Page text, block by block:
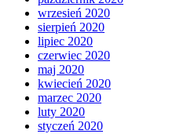
wrzesień 2020
sierpień 2020
lipiec 2020
czerwiec 2020
maj 2020
kwiecień 2020
marzec 2020
luty 2020
styczeń 2020